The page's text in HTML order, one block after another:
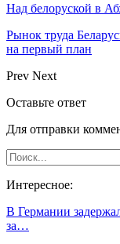
Над белоруской в
Рынок труда
на первый план
Prev Next
Оставьте ответ
Для отправки
Интересное:
В Германии
за…